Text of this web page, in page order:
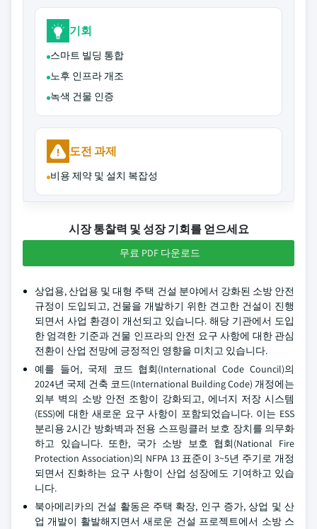
기회
스마트 빌딩 통합
노후 인프라 개조
녹색 건물 인증
도전 과제
비용 제약 및 설치 복잡성
시장 통찰력 및 성장 기회를 얻으세요
무료 PDF 다운로드
상업용, 산업용 및 대형 주택 건설 분야에서 강화된 소방 안전
규정이 도입되고, 건물을 개발하기 위한 견고한 건설이 진행
되면서 사업 환경이 개선되고 있습니다. 해당 기관에서 도입
한 엄격한 기준과 건물 인프라의 안전 요구 사항에 대한 관심
전환이 산업 전망에 긍정적인 영향을 미치고 있습니다.
예를 들어, 국제 코드 협회(International Code Council)의
2024년 국제 건축 코드(International Building Code) 개정에는
외부 벽의 소방 안전 조항이 강화되고, 에너지 저장 시스템
(ESS)에 대한 새로운 요구 사항이 포함되었습니다. 이는 ESS
분리용 2시간 방화벽과 전용 스프링클러 보호 장치를 의무화
하고 있습니다. 또한, 국가 소방 보호 협회(National Fire
Protection Association)의 NFPA 13 표준이 3~5년 주기로 개정
되면서 진화하는 요구 사항이 산업 성장에도 기여하고 있습
니다.
북아메리카의 건설 활동은 주택 확장, 인구 증가, 상업 및 산
업 개발이 활발해지면서 새로운 건설 프로젝트에서 소방 스